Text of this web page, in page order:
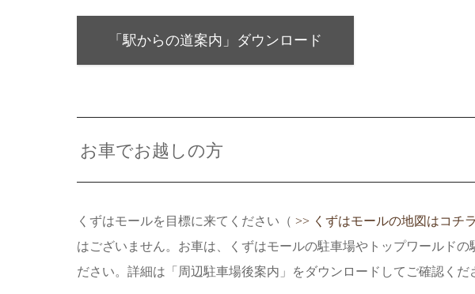
「駅からの道案内」ダウンロード
お車でお越しの方
くずはモールを目標に来てください（ >> くずはモールの地図はコチラ
はございません。お車は、くずはモールの駐車場やトップワールド
ださい。詳細は「周辺駐車場後案内」をダウンロードしてご確認く